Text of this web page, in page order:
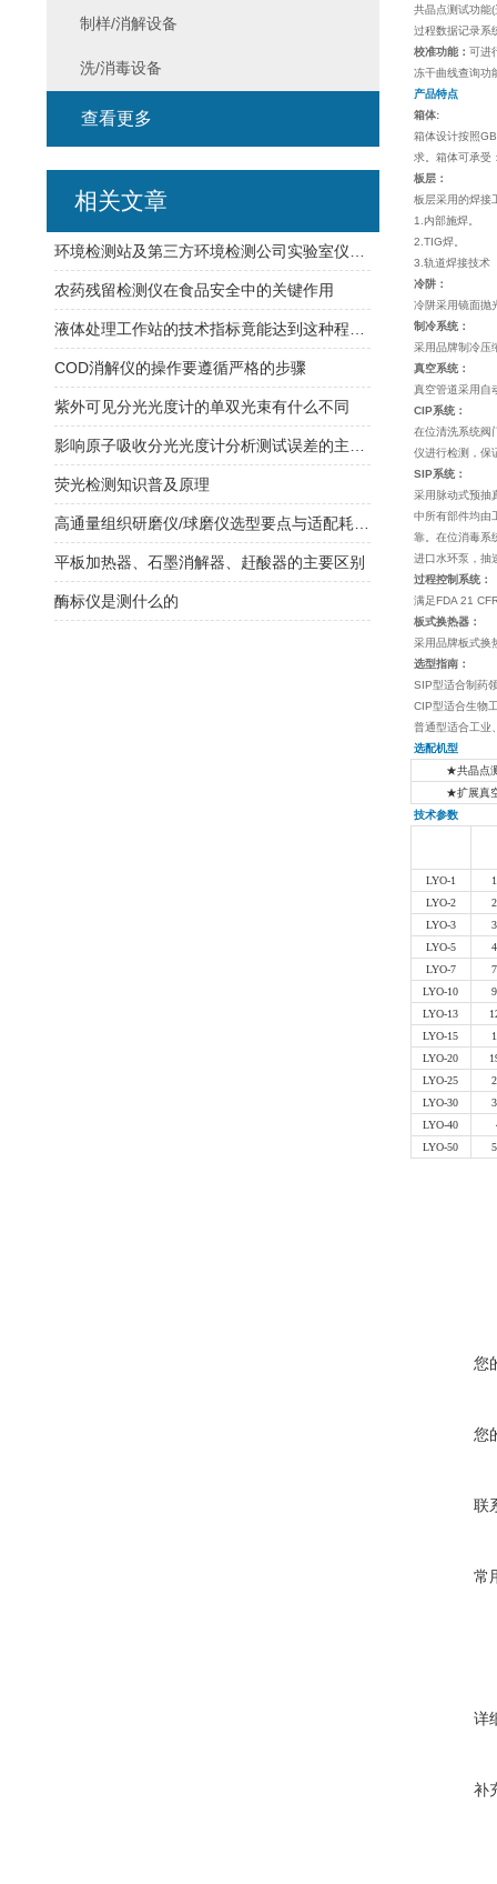
共晶点测试功能(
过程数据记录系
校准功能： 可进
冻干曲线查询功
产品特点
箱体:
箱体设计按照
求。箱体可承受
板层：
板层采用的焊接
1.内部施焊。
2.TIG焊。
3.轨道焊接技术
冷阱：
冷阱采用镜面抛
制冷系统：
采用品牌制冷压
真空系统：
真空管道采用自
CIP系统：
在位清洗系统阀
仪进行检测，保
SIP系统：
采用脉动式预抽
中所有部件均由
靠。在位消毒系
进口水环泵，抽
过程控制系统：
满足FDA 21
板式换热器：
采用品牌板式换
选型指南：
SIP型适合制药
CIP型适合生物
普通型适合工业
选配机型
★共晶点
★扩展真
技术参数
LYO-1
LYO-2
LYO-3
LYO-5
LYO-7
LYO-10
LYO-13
LYO-15
LYO-20
LYO-25
LYO-30
LYO-40
LYO-50
您
您
联
常
详
补
制样/消解设备
洗/消毒设备
查看更多
相关文章
农药残留检测仪在食品安全中的关键作用
COD消解仪的操作要遵循严格的步骤
紫外可见分光光度计的单双光束有什么不同
荧光检测知识普及原理
平板加热器、石墨消解器、赶酸器的主要区别
酶标仪是测什么的